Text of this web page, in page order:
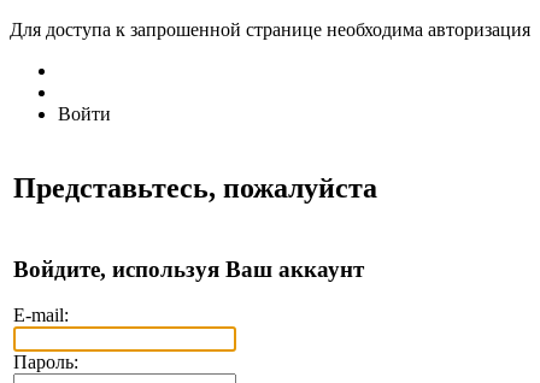
Для доступа к запрошенной странице необходима авторизация
Войти
Представьтесь, пожалуйста
Войдите, используя Ваш аккаунт
E-mail:
Пароль: